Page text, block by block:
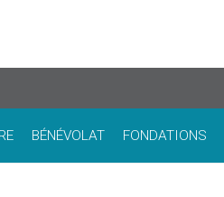
BÉNÉVOLAT FONDATIONS